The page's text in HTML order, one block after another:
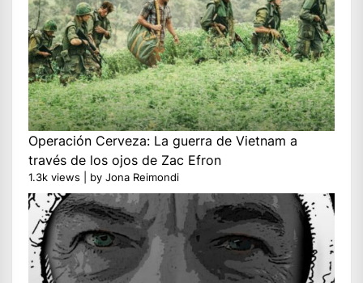
Operación Cerveza: La guerra de Vietnam a
través de los ojos de Zac Efron
1.3k views by Jona Reimondi